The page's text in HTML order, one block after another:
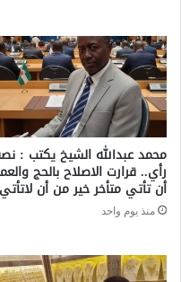
محمد عبدالله الشيخ يكتب :
رأي.. قرارت الاصلاح بالحج
أن تأتي متأخر خير من أن لاتأتي
منذ يوم واحد